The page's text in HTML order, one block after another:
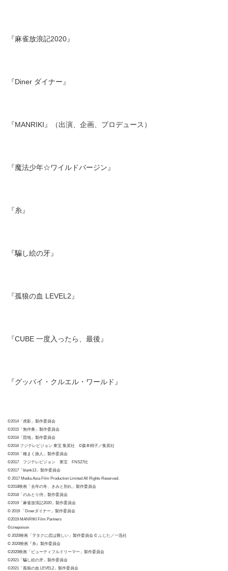
『麻雀放浪記2020』
『Diner ダイナー』
『MANRIKI』（出演、企画、プロデュース）
『魔法少年☆ワイルドバージン』
『糸』
『騙し絵の牙』
『孤狼の血 LEVEL2』
『CUBE 一度入ったら、最後』
『グッバイ・クルエル・ワールド』
©2014「虎影」製作委員会
©2015「無伴奏」製作委員会
©2016「団地」製作委員会
©2016 フジテレビジョン 東宝 集英社 ©森本梢子／集英社
©2016「種まく旅人」製作委員会
©2017 フジテレビジョン 東宝 FNS27社
©2017「blank13」製作委員会
© 2017 Media Asia Film Production Limited All Rights Reserved.
©2018映画「去年の冬、きみと別れ」製作委員会
©2018「のみとり侍」製作委員会
©2019「麻雀放浪記2020」製作委員会
© 2019 「Dinerダイナー」製作委員会
©2019 MANRIKI Film Partners
©cinepoison
© 2020映画「ヲタクに恋は難しい」製作委員会 © ふじた／一迅社
© 2020映画『糸』製作委員会
©2020映画「ビューティフルドリーマー」製作委員会
©2021「騙し絵の牙」製作委員会
©2021「孤狼の血 LEVEL2」製作委員会